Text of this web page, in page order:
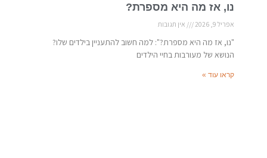
נו, אז מה היא מספרת?
אפריל 9, 2026 אין תגובות
"נו, אז מה היא מספרת?": למה חשוב להתעניין בילדים שלו?
הנושא של מעורבות בחיי הילדים
קראו עוד »